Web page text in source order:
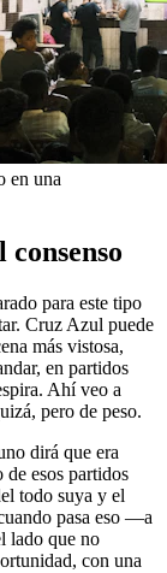
en una
para este tipo
Cruz Azul puede
más vistosa,
en partidos
Ahí veo a
pero de peso.
dirá que era
esos partidos
todo suya y el
pasa eso —a
lado que no
con una